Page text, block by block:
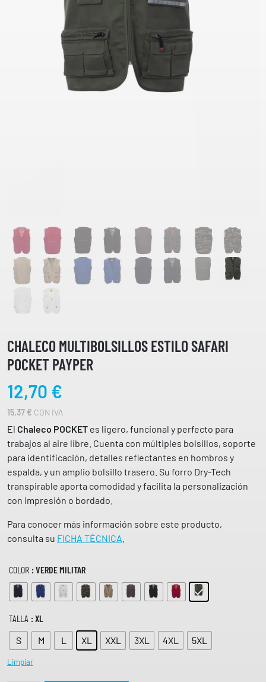
CHALECO MULTIBOLSILLOS ESTILO SAFARI
POCKET PAYPER
12,70 €
15,37 € CON IVA
El Chaleco POCKET es ligero, funcional y perfecto para
trabajos al aire libre. Cuenta con múltiples bolsillos, soporte
para identificación, detalles reflectantes en hombros y
espalda, y un amplio bolsillo trasero. Su forro Dry-Tech
transpirable aporta comodidad y facilita la personalización
con impresión o bordado.
Para conocer más información sobre este producto,
consulta su FICHA TÉCNICA
COLOR : VERDE MILITAR
TALLA : XL
S
M L XL XXL 3XL 4XL 5XL
Limpiar